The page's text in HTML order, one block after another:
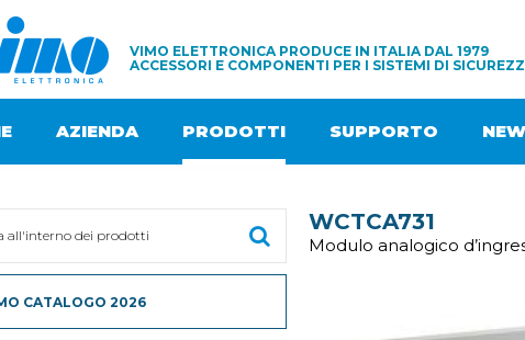
VIMO ELETTRONICA PRODUCE IN ITALIA DAL 1979
ACCESSORI E COMPONENTI PER I SISTEMI DI
AZIENDA PRODOTTI SUPPORTO
CATALOGO 2026
WCTCA731
Modulo analogico